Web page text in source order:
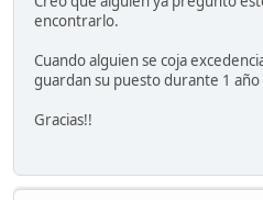
encontrarlo.
Cuando alguien se coja
guardan su puesto durante 1 año
Gracias!!